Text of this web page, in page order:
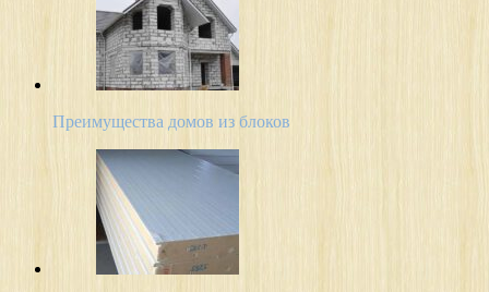
Преимущества домов из блоков